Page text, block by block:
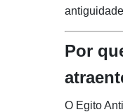
Por
O Egito